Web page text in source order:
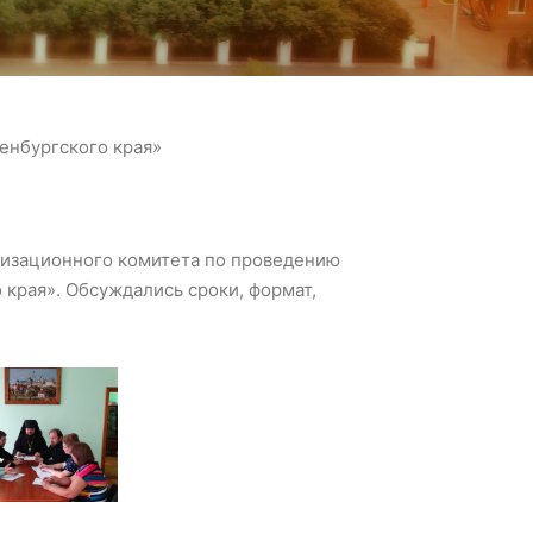
края»
комитета по проведению
Обсуждались сроки, формат,